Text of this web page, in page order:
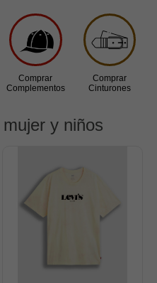
Comprar
Complementos
Comprar
Cinturones
y niños